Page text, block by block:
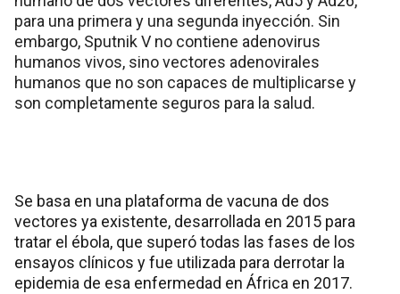
para una primera y una segunda inyección. Sin
embargo, Sputnik V no contiene adenovirus
humanos vivos, sino vectores adenovirales
humanos que no son capaces de multiplicarse y
son completamente seguros para la salud.
Se basa en una plataforma de vacuna de dos
vectores ya existente, desarrollada en 2015 para
tratar el ébola, que superó todas las fases de los
ensayos clínicos y fue utilizada para derrotar la
epidemia de esa enfermedad en África en 2017.